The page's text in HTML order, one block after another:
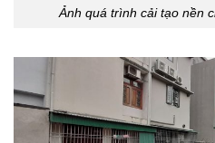
Ảnh quá trình cải tạo nền